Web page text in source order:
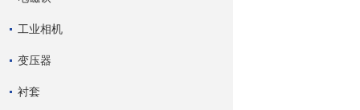
工业相机
变压器
衬套